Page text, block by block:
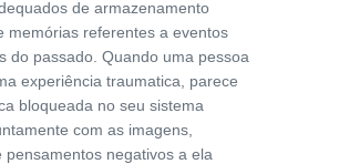
de armazenamento
memórias referentes a eventos
do passado. Quando uma pessoa
experiência traumatica, parece
bloqueada no seu sistema
com as imagens,
pensamentos negativos a ela